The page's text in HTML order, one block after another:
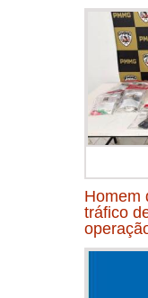
Homem
tráfico